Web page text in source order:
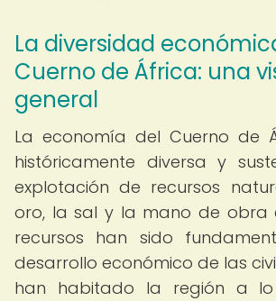
La diversidad
Cuerno de África: una
general
La economía del Cuerno de
históricamente diversa y
explotación de recursos
oro, la sal y la mano de obra
recursos han sido
desarrollo económico de las
han habitado la región a